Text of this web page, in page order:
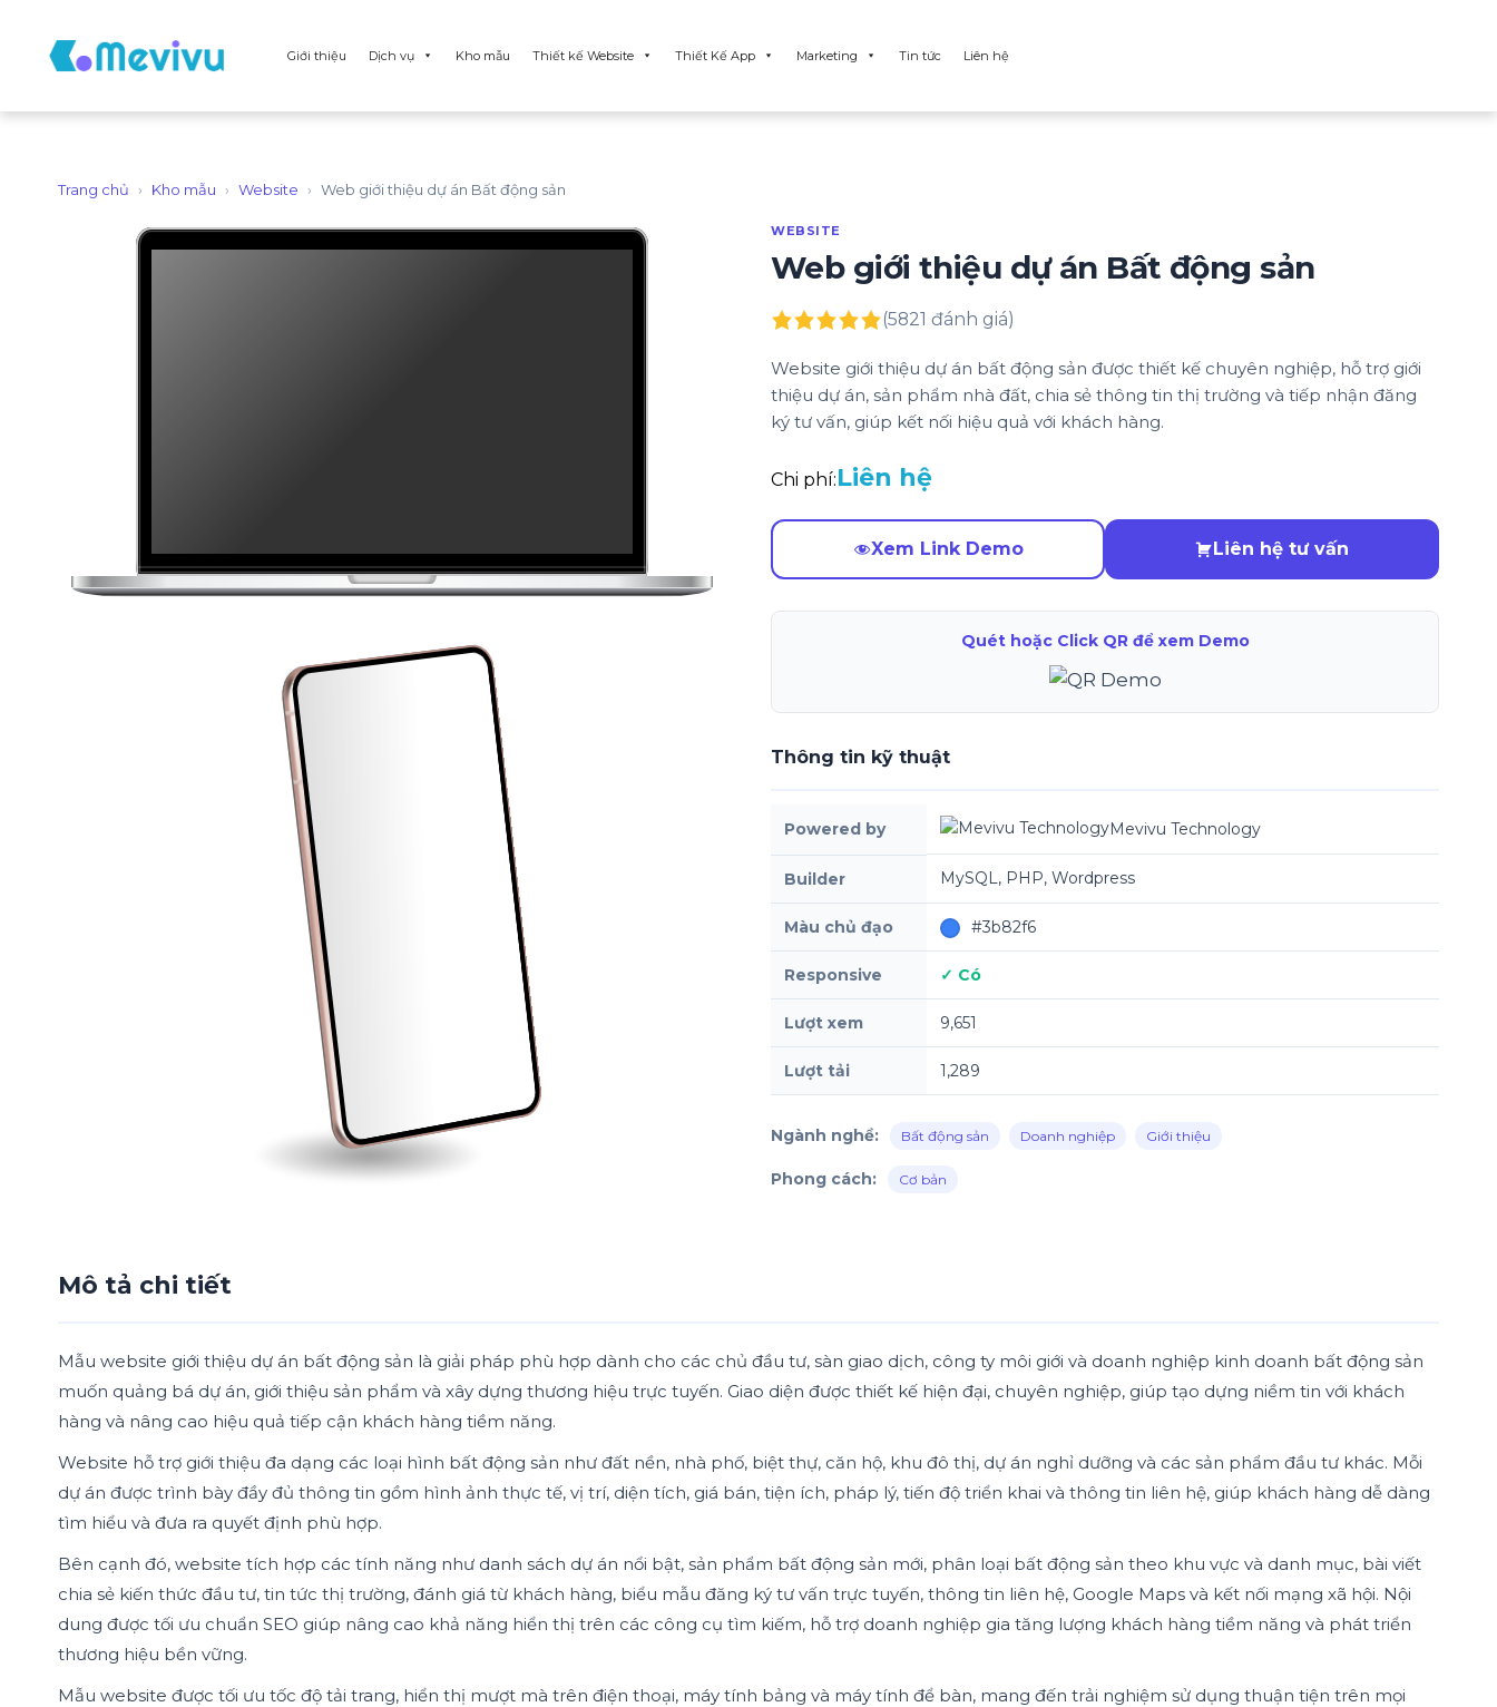
Giới thiệu Dịch vụ Kho mẫu Thiết kế Website Thiết Kế App Marketing Tin tức Liên hệ
Trang chủ › Kho mẫu › Website › Web giới thiệu dự án Bất động sản
WEBSITE
Web giới thiệu dự án Bất động sản
(5821 đánh giá)
Website giới thiệu dự án bất động sản được thiết kế chuyên nghiệp, hỗ trợ giới
thiệu dự án, sản phẩm nhà đất, chia sẻ thông tin thị trường và tiếp nhận đăng
ký tư vấn, giúp kết nối hiệu quả với khách hàng.
Chi phí:Liên hệ
Xem Link Demo Liên hệ tư vấn
Quét hoặc Click QR để xem Demo
Thông tin kỹ thuật
Powered by Mevivu Technology
Builder MySQL, PHP, Wordpress
Màu chủ đạo #3b82f6
Responsive ✓ Có
Lượt xem 9,651
Lượt tải 1,289
Ngành nghề: Bất động sản Doanh nghiệp Giới thiệu
Phong cách: Cơ bản
Mô tả chi tiết
Mẫu website giới thiệu dự án bất động sản là giải pháp phù hợp dành cho các chủ đầu tư, sàn giao dịch, công ty môi giới và doanh nghiệp kinh doanh bất động sản
muốn quảng bá dự án, giới thiệu sản phẩm và xây dựng thương hiệu trực tuyến. Giao diện được thiết kế hiện đại, chuyên nghiệp, giúp tạo dựng niềm tin với khách
hàng và nâng cao hiệu quả tiếp cận khách hàng tiềm năng.
Website hỗ trợ giới thiệu đa dạng các loại hình bất động sản như đất nền, nhà phố, biệt thự, căn hộ, khu đô thị, dự án nghỉ dưỡng và các sản phẩm đầu tư khác. Mỗi
dự án được trình bày đầy đủ thông tin gồm hình ảnh thực tế, vị trí, diện tích, giá bán, tiện ích, pháp lý, tiến độ triển khai và thông tin liên hệ, giúp khách hàng dễ dàng
tìm hiểu và đưa ra quyết định phù hợp.
Bên cạnh đó, website tích hợp các tính năng như danh sách dự án nổi bật, sản phẩm bất động sản mới, phân loại bất động sản theo khu vực và danh mục, bài viết
chia sẻ kiến thức đầu tư, tin tức thị trường, đánh giá từ khách hàng, biểu mẫu đăng ký tư vấn trực tuyến, thông tin liên hệ, Google Maps và kết nối mạng xã hội. Nội
dung được tối ưu chuẩn SEO giúp nâng cao khả năng hiển thị trên các công cụ tìm kiếm, hỗ trợ doanh nghiệp gia tăng lượng khách hàng tiềm năng và phát triển
thương hiệu bền vững.
Mẫu website được tối ưu tốc độ tải trang, hiển thị mượt mà trên điện thoại, máy tính bảng và máy tính để bàn, mang đến trải nghiệm sử dụng thuận tiện trên mọi